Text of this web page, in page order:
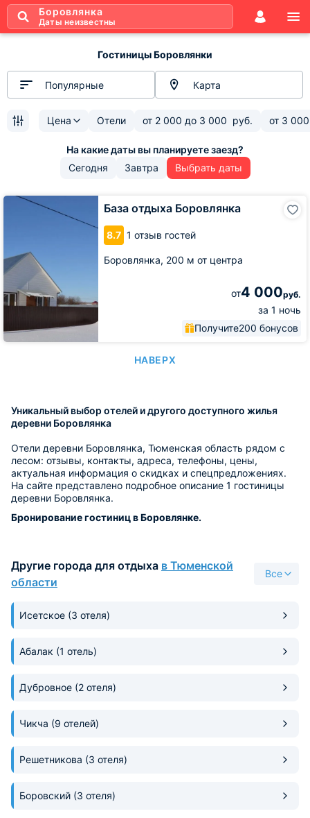
Боровлянка
Даты неизвестны
Гостиницы Боровлянки
Популярные Карта
Цена Отели от 2 000 до 3 000 руб. от 3 000
Сегодня Завтра Выбрать даты
База отдыха Боровлянка
8.7 1 отзыв гостей
Боровлянка, 200 м от центра
от4 000руб.
за 1 ночь
Получите200 бонусов
База
НАВЕРХ
Уникальный выбор отелей и другого доступного жилья
деревни Боровлянка
Отели деревни Боровлянка, Тюменская область рядом с
лесом: отзывы, контакты, адреса, телефоны, цены,
актуальная информация о скидках и спецпредложениях.
На сайте представлено подробное описание 1 гостиницы
деревни Боровлянка.
Бронирование гостиниц в Боровлянке.
Другие города для отдыха в Тюменской
области
Все
Исетское (3 отеля)
Абалак (1 отель)
Дубровное (2 отеля)
Чикча (9 отелей)
Решетникова (3 отеля)
Боровский (3 отеля)